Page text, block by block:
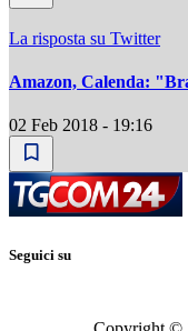
La risposta su Twitter
Amazon, Calenda:
02 Feb 2018 - 19:16
Seguici su